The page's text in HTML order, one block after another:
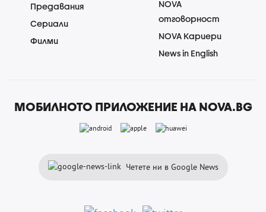
Предавания
Сериали
Филми
NOVA
отговорност
NOVA Кариери
News in English
МОБИЛНОТО ПРИЛОЖЕНИЕ НА NOVA.BG
Четете ни в Google News